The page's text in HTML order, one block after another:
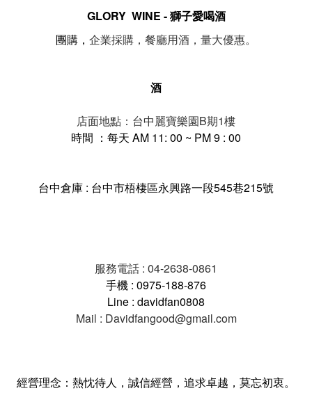
GLORY WINE - 獅子愛喝酒
團購， 企業採購，餐廳用酒，量大優惠。
酒
店面地點：台中麗寶樂園B期1樓
時間 ：每天 AM 11: 00 ~ PM 9 : 00
台中倉庫 : 台中市梧棲區永興路一段545巷215號
服務電話 : 04-2638-0861
手機 : 0975-188-876
Line : davidfan0808
Mail : Davidfangood@gmail.com
經營理念：熱忱待人，誠信經營，追求卓越，莫忘初衷。